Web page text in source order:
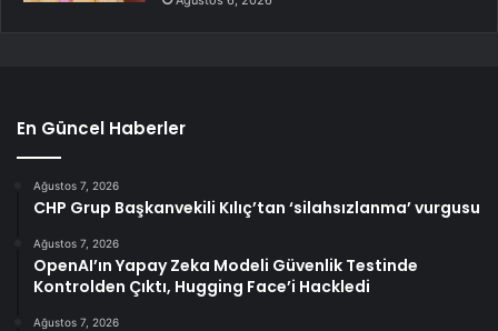
En Güncel Haberler
Ağustos 7, 2026
CHP Grup Başkanvekili Kılıç’tan ‘silahsızlanma’ vurgusu
Ağustos 7, 2026
OpenAI’ın Yapay Zeka Modeli Güvenlik Testinde
Kontrolden Çıktı, Hugging Face’i Hackledi
Ağustos 7, 2026